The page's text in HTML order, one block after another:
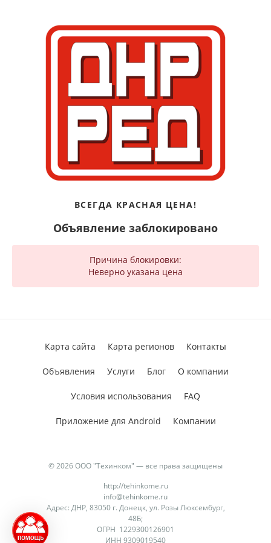
ВСЕГДА КРАСНАЯ ЦЕНА!
Объявление заблокировано
Причина блокировки:
Неверно указана цена
© 2026 ООО "Техинком" — все права защищены
http://tehinkome.ru
info@tehinkome.ru
Адрес: ДНР, 83050 г. Донецк, ул. Розы Люксембург,
48Б;
ОГРН 1229300126901
ИНН 9309019540
Карта сайта Карта регионов Контакты
Объявления Услуги Блог О компании
Условия использования FAQ
Приложение для Android Компании